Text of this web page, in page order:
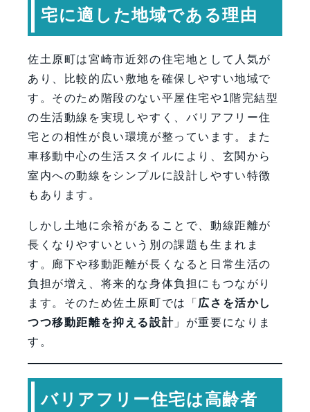
宅に適した地域である理由
佐土原町は宮崎市近郊の住宅地として人気が
あり、比較的広い敷地を確保しやすい地域で
す。そのため階段のない平屋住宅や1階完結型
の生活動線を実現しやすく、バリアフリー住
宅との相性が良い環境が整っています。また
車移動中心の生活スタイルにより、玄関から
室内への動線をシンプルに設計しやすい特徴
もあります。
しかし土地に余裕があることで、動線距離が
長くなりやすいという別の課題も生まれま
す。廊下や移動距離が長くなると日常生活の
負担が増え、将来的な身体負担にもつながり
ます。そのため佐土原町では「 広さを活かし
つつ移動距離を抑える設計 」が重要になりま
す。
バリアフリー住宅は高齢者